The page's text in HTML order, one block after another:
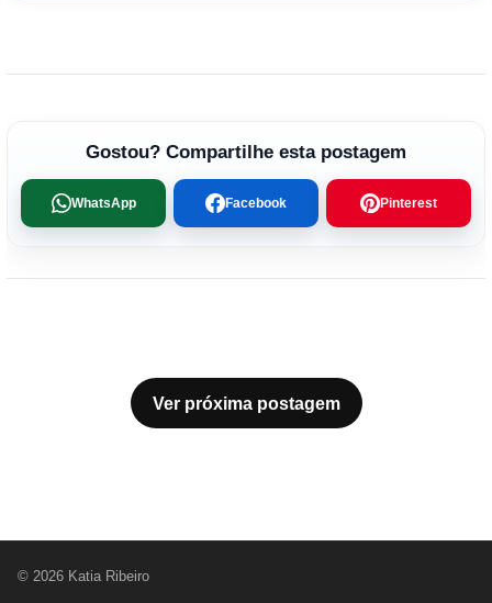
Gostou? Compartilhe esta postagem
WhatsApp Facebook Pinterest
Ver próxima postagem
© 2026 Katia Ribeiro